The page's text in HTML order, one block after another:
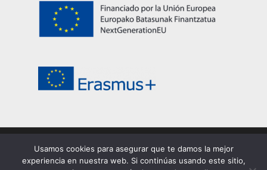
© 2026 EASDi Corella. Escuela de Arte y Superior de
Corella | Privacidad|Cookies |Aviso legal
Usamos cookies para asegurar que te damos la mejor
experiencia en nuestra web. Si continúas usando este sitio,